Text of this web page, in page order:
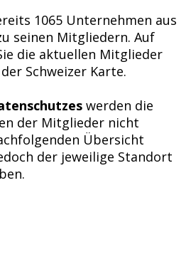
1065 Unternehmen aus
seinen Mitgliedern. Auf
die aktuellen Mitglieder
Schweizer Karte.
werden die
der Mitglieder nicht
Übersicht
der jeweilige Standort